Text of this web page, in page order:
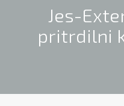
Jes-
pritrdilni